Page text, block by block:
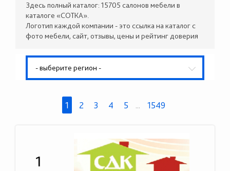
Здесь полный каталог: 15705 салонов мебели в
каталоге «СОТКА».
Логотип каждой компании - это ссылка на каталог с
фото мебели, сайт, отзывы, цены и рейтинг доверия
- выберите регион -
1 2 3 4 5 ... 1549
1